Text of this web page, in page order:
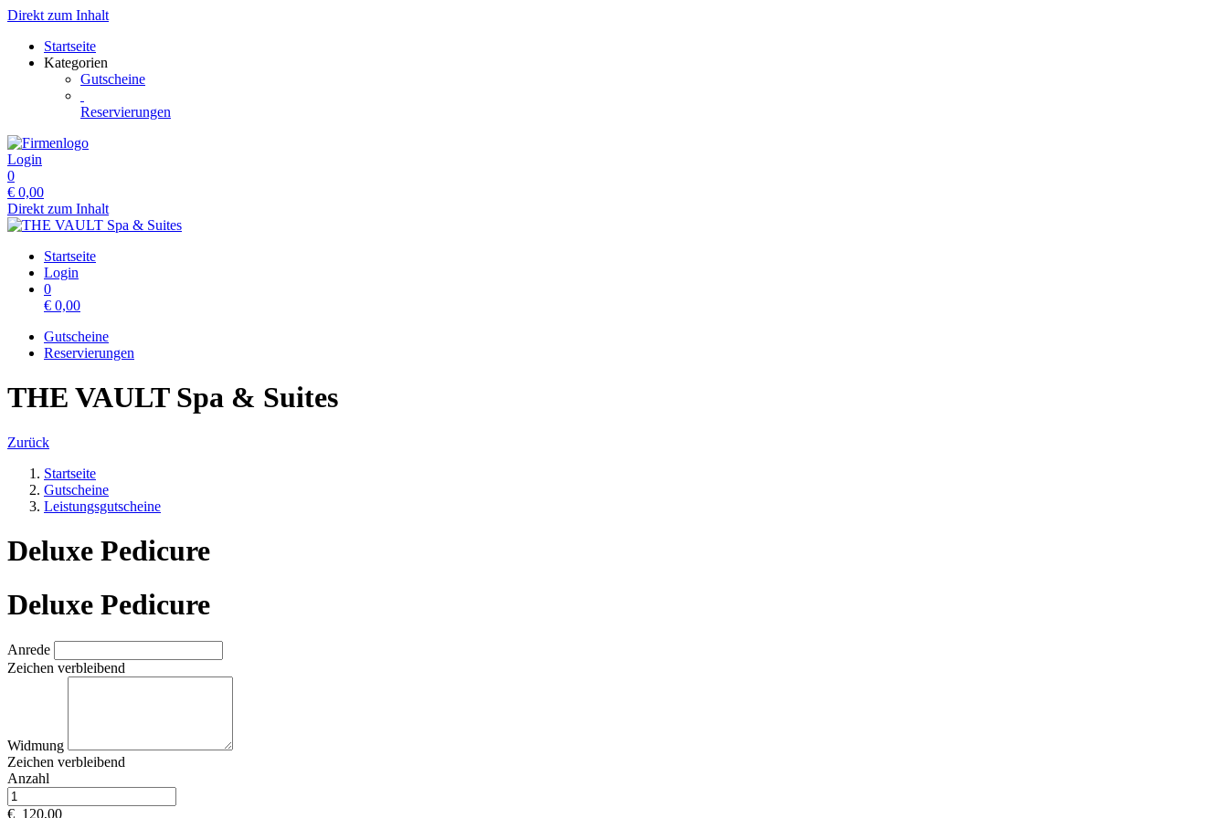
Direkt zum Inhalt
Startseite
Kategorien
Gutscheine
Reservierungen
Login
0
€ 0,00
Direkt zum Inhalt
Startseite
Login
0
€ 0,00
Gutscheine
Reservierungen
THE VAULT Spa & Suites
Zurück
Startseite
Gutscheine
Leistungsgutscheine
Deluxe Pedicure
Deluxe Pedicure
Anrede
Zeichen verbleibend
Widmung
Zeichen verbleibend
Anzahl
€ 120,00